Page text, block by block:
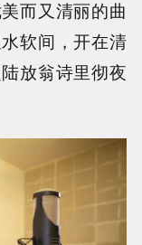
而又清丽的曲
软间，开在清
放翁诗里彻夜